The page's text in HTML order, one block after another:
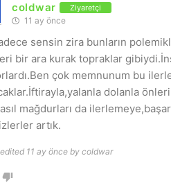
coldwar Ziyaretçi
11 ay önce
sensin zira bunların
bir ara kurak topraklar
çok memnunum bu
dolanla
mağdurları da
artık.
11 ay önce by coldwar